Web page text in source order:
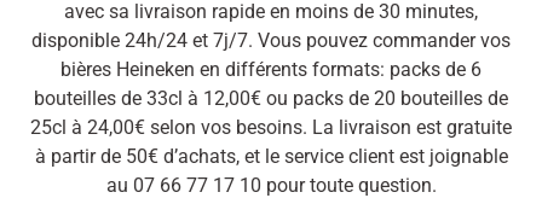
avec sa livraison rapide en moins de 30 minutes,
disponible 24h/24 et 7j/7. Vous pouvez commander vos
bières Heineken en différents formats: packs de 6
bouteilles de 33cl à 12,00€ ou packs de 20 bouteilles de
25cl à 24,00€ selon vos besoins. La livraison est gratuite
à partir de 50€ d’achats, et le service client est joignable
au 07 66 77 17 10 pour toute question.